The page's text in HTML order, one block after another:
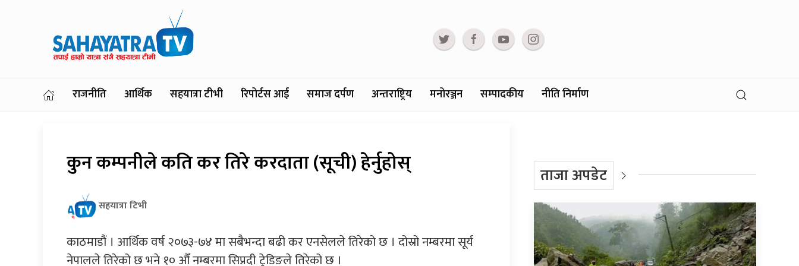
राजनीति आर्थिक सहयात्रा टीभी रिपोर्टस आई समाज दर्पण अन्तराष्ट्रिय मनोरञ्जन सम्पादकीय नीति निर्माण
कुन कम्पनीले कति कर तिरे करदाता (सूची) हेर्नुहोस्
सहयात्रा टिभी
काठमाडौं । आर्थिक वर्ष २०७३-७४ मा सबैभन्दा बढी कर एनसेलले तिरेको छ । दोस्रो नम्बरमा सूर्य
नेपालले तिरेको छ भने १० औँ नम्बरमा सिप्रदी ट्रेडिङले तिरेको छ ।
ताजा अपडेट